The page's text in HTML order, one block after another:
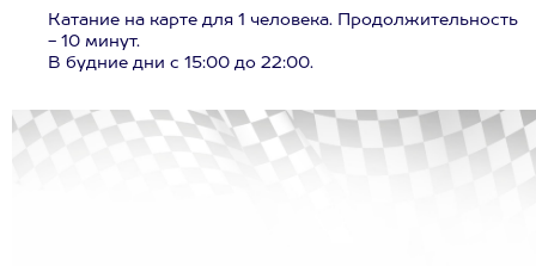
Катание на карте для 1 человека. Продолжительность
- 10 минут.
В будние дни с 15:00 до 22:00.